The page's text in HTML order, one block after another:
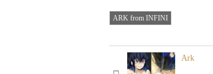
ARK from INFINI
Ark